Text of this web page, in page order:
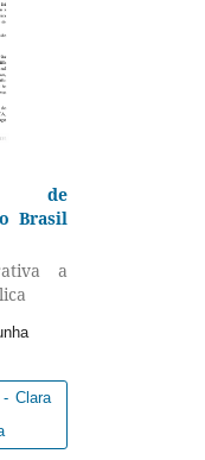
de
Brasil
a
Clara